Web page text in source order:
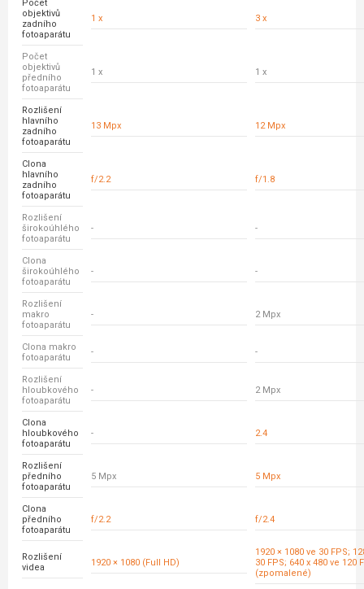
Počet
objektivů
zadního
fotoaparátu
1 x 3 x
Počet
objektivů
předního
fotoaparátu
1 x 1 x
Rozlišení
hlavního
zadního
fotoaparátu
13 Mpx 12 Mpx
Clona
hlavního
zadního
fotoaparátu
f/2.2 f/1.8
Rozlišení
širokoúhlého
fotoaparátu
- -
Clona
širokoúhlého
fotoaparátu
- -
Rozlišení
makro
fotoaparátu
- 2 Mpx
Clona makro
fotoaparátu
- -
Rozlišení
hloubkového
fotoaparátu
- 2 Mpx
Clona
hloubkového
fotoaparátu
- 2.4
Rozlišení
předního
fotoaparátu
5 Mpx 5 Mpx
Clona
předního
fotoaparátu
f/2.2 f/2.4
Rozlišení
videa
1920 × 1080 (Full HD)
1920 × 1080 ve 30 FPS;
30 FPS; 640 x 480 ve 120
(zpomalené)